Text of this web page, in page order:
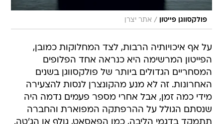
פולקסווגן פייטון / אתר יצרן
על אף איכויותיה הרבות, לצד המחלוקות כמובן,
הפייטון המרשימה היא כנראה אחד הפלופים
המסחריים הגדולים ביותר של פולקסווגן בשנים
האחרונות. זה לא מנע מהקונצרן לנסות להצעירה
מידי כמה זמן, אבל אחרי מספר פעמים נדמה היה
שנסתם הגולל על ההרפתקה המפוארת והחברה
תתמקד בדגמי הליבה, כמו הפאסאט, גולף או הג'טה.